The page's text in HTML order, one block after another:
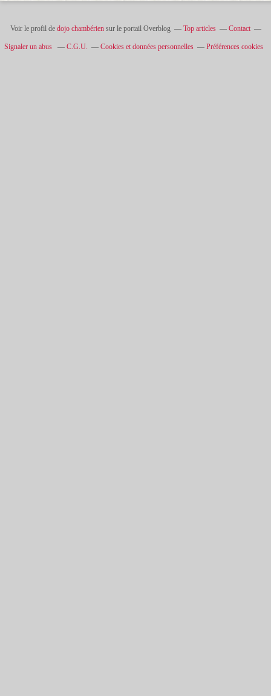
Voir le profil de dojo chambériensur le portail Overblog Top articles Contact
Signaler un abus C.G.U. Cookies et données personnelles Préférences cookies